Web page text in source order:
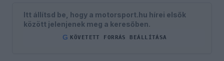
Itt állítsd be, hogy a motorsport.hu hírei elsők
között jelenjenek meg a keresőben.
G KÖVETETT FORRÁS BEÁLLÍTÁSA